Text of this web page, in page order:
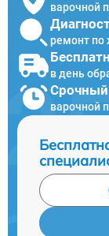
варочной
ремонт по
в день
варочной